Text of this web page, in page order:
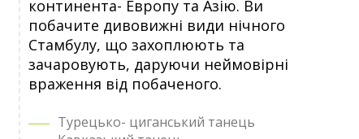
континента- Европу та Азію. Ви
побачите дивовижні види нічного
Стамбулу, що захоплюють та
зачаровують, даруючи неймовірні
враження від побаченого.
Турецько- циганський танець